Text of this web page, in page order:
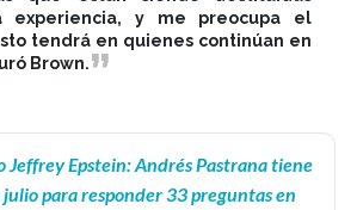
experiencia, y me preocupa el
tendrá en quienes continúan en
Brown.
Jeffrey Epstein: Andrés Pastrana tiene
para responder 33 preguntas en